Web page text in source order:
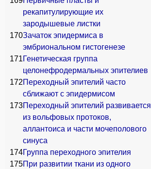
рекапитулирующие их
зародышевые листки
170Зачаток эпидермиса в
эмбриональном гистогенезе
171Генетическая группа
целонефродермальных эпителиев
172Переходный эпителий часто
сближают с эпидермисом
173Переходный эпителий развивается
из вольфовых протоков,
аллантоиса и части мочеполового
синуса
174Группа переходного эпителия
175При развитии ткани из одного